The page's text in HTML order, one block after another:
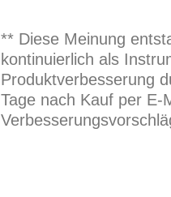
** Diese Meinung
kontinuierlich als
Produktverbesserung
Tage nach Kauf per E-